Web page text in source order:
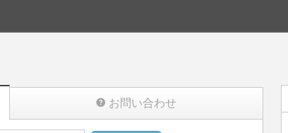
お問い合わせ